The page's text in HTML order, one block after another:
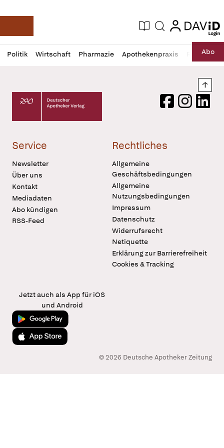
Deutsche Apotheker Zeitung
Aktuelle Ausgabe
Suche login
login
Politik Wirtschaft Pharmazie Apothekenpraxis RechtAbo
Profil
öffnen
Daz
Pur
Deutscher Apotheker Verlag Logo
FacebookInstagram
Service
Newsletter
Über uns
Kontakt
Mediadaten
Abo kündigen
RSS-Feed
Rechtliches
Allgemeine
Geschäftsbedingungen
Allgemeine
Nutzungsbedingungen
Impressum
Datenschutz
Widerrufsrecht
Netiquette
Erklärung zur Barrierefreiheit
Cookies & Tracking
Jetzt auch als App für iOS
und Android
Jetzt bei Google Play
Laden im App Store
© 2026 Deutsche Apotheker Zeitung